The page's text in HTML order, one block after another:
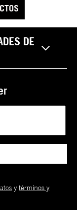
DE
ytérminos y